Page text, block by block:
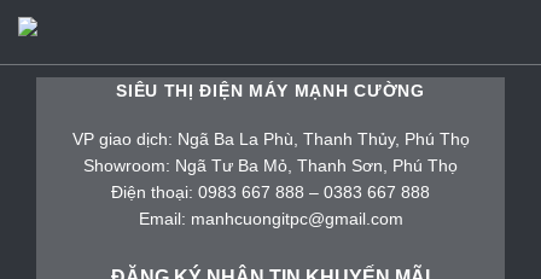
SIÊU THỊ ĐIỆN MÁY MẠNH CƯỜNG
VP giao dịch: Ngã Ba La Phù, Thanh Thủy, Phú Thọ
Showroom: Ngã Tư Ba Mỏ, Thanh Sơn, Phú Thọ
Điện thoại: 0983 667 888 – 0383 667 888
Email: manhcuongitpc@gmail.com